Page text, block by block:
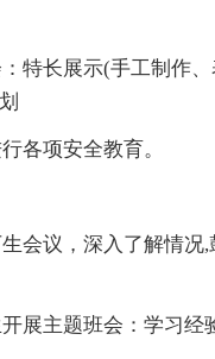
特长展示(手工制作、
各项安全教育。
会议，深入了解情况
展主题班会：学习经